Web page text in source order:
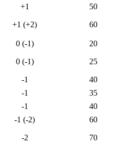
+1
50
+1 (+2) 60
0 (-1)
20
0 (-1) 25
-1
40
-1
35
-1
40
-1 (-2)
60
-2 70